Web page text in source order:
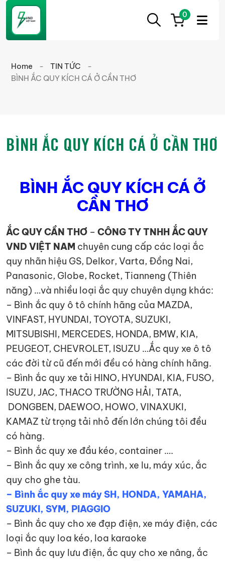
ẮC
CẦN
THƠ
Ắc
Cần
tốt
0
Home - TIN TỨC
-
BÌNH ẮC QUY KÍCH CÁ Ở CẦN THƠ
BÌNH ẮC QUY KÍCH CÁ Ở CẦN THƠ
BÌNH ẮC QUY KÍCH CÁ Ở
CẦN THƠ
ẮC QUY CẦN THƠ – CÔNG TY TNHH ẮC QUY
VND VIỆT NAM chuyên cung cấp các loại ắc
quy nhãn hiệu GS, Delkor, Varta, Đồng Nai,
Panasonic, Globe, Rocket, Tianneng (Thiên
năng) …và nhiều loại ắc quy chuyên dụng khác:
– Bình ắc quy ô tô chính hãng của MAZDA,
VINFAST, HYUNDAI, TOYOTA, SUZUKI,
MITSUBISHI, MERCEDES, HONDA, BMW, KIA,
PEUGEOT, CHEVROLET, ISUZU …Ắc quy xe ô tô
các đời từ cũ đến mới đều có hàng chính hãng.
– Bình ắc quy xe tải HINO, HYUNDAI, KIA, FUSO,
ISUZU, JAC, THACO TRƯỜNG HẢI, TATA,
DONGBEN, DAEWOO, HOWO, VINAXUKI,
KAMAZ từ trọng tải nhỏ đến lớn chúng tôi đều
có hàng.
– Bình ắc quy xe đầu kéo, container ….
– Bình ắc quy xe công trình, xe lu, máy xúc, ắc
quy cho ghe tàu.
– Bình ắc quy xe máy SH, HONDA, YAMAHA,
SUZUKI, SYM, PIAGGIO
– Bình ắc quy cho xe đạp điện, xe máy điện, các
loại ắc quy loa kéo, loa karaoke
– Bình ắc quy lưu điện, ắc quy cho xe nâng, ắc